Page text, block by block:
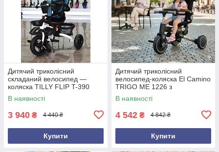
Дитячий триколісний
складаний велосипед —
коляска TILLY FLIP T-390
зелений з батьківською
ручкою
В наявності
3 940 ₴ 4 440 ₴
Купити
Дитячий триколісний
велосипед-коляска El Camino
TRIGO ME 1226 з
батьківською ручкою Cірий
В наявності
4 542 ₴ 4 842 ₴
Купити